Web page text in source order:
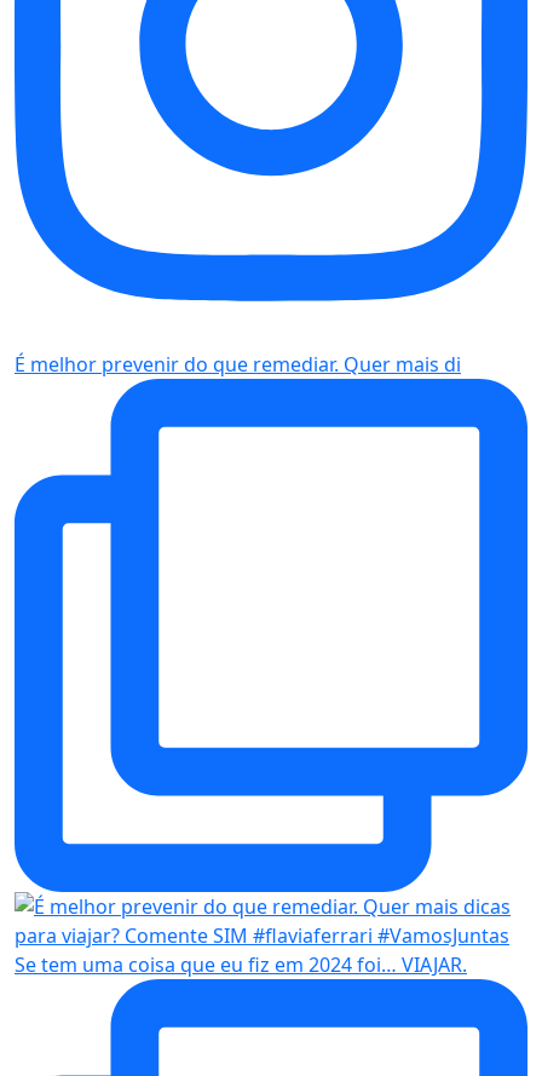
É melhor prevenir do que remediar. Quer mais di
Se tem uma coisa que eu fiz em 2024 foi… VIAJAR.